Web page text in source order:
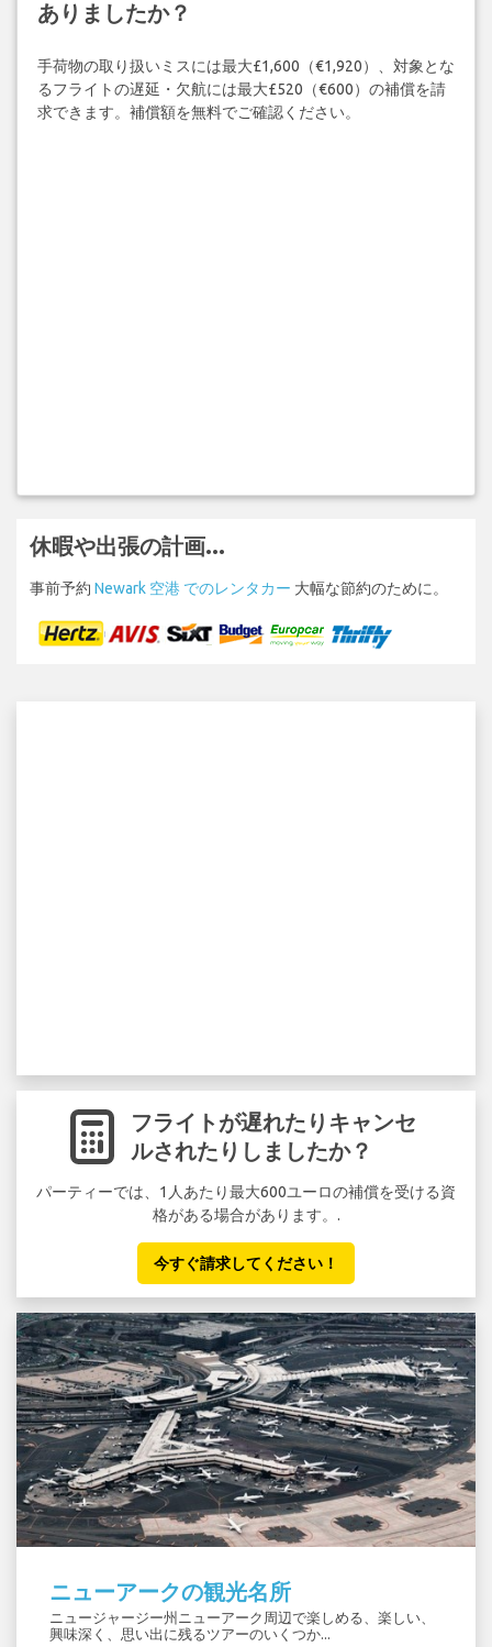
ありましたか？
手荷物の取り扱いミスには最大£1,600（€1,920）、対象とな
るフライトの遅延・欠航には最大£520（€600）の補償を請
求できます。補償額を無料でご確認ください。
休暇や出張の計画...
事前予約 Newark 空港 でのレンタカー 大幅な節約のために。
フライトが遅れたりキャンセ
ルされたりしましたか？
パーティーでは、1人あたり最大600ユーロの補償を受ける資
格がある場合があります。.
今すぐ請求してください！
ニューアークの観光名所
ニュージャージー州ニューアーク周辺で楽しめる、楽しい、
興味深く、思い出に残るツアーのいくつか...